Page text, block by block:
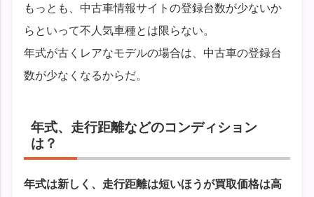
もっとも、中古車情報サイトの登録台数が少ないか
らといって不人気車種とは限らない。
年式が古くレアなモデルの場合は、中古車の登録台
数が少なくなるからだ。
年式、走行距離などのコンディション
は？
年式は新しく、走行距離は短いほうが買取価格は高